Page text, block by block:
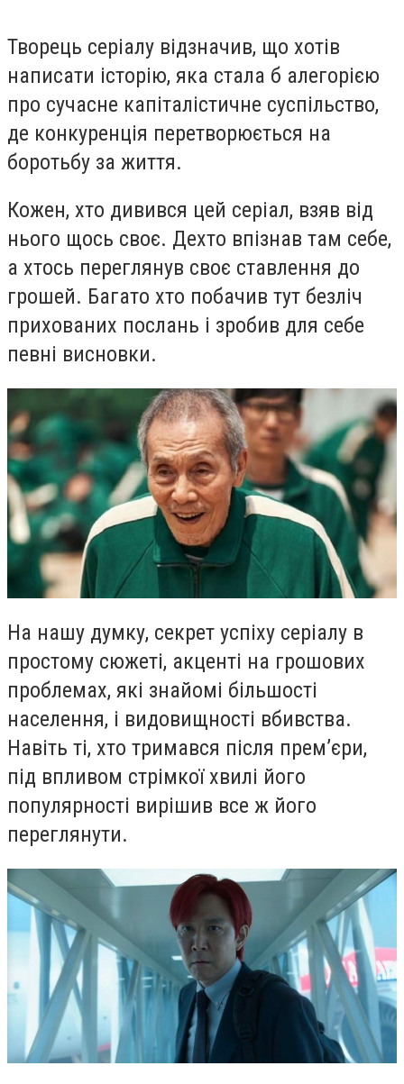
Творець серіалу відзначив, що хотів
написати історію, яка стала б алегорією
про сучасне капіталістичне суспільство,
де конкуренція перетворюється на
боротьбу за життя.
Кожен, хто дивився цей серіал, взяв від
нього щось своє. Дехто впізнав там себе,
а хтось переглянув своє ставлення до
грошей. Багато хто побачив тут безліч
прихованих послань і зробив для себе
певні висновки.
На нашу думку, секрет успіху серіалу в
простому сюжеті, акценті на грошових
проблемах, які знайомі більшості
населення, і видовищності вбивства.
Навіть ті, хто тримався після прем’єри,
під впливом стрімкої хвилі його
популярності вирішив все ж його
переглянути.